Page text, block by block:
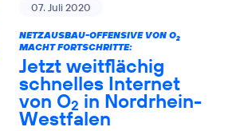
07. Juli 2020
NETZAUSBAU-OFFENSIVE VON O2
MACHT FORTSCHRITTE:
Jetzt weitflächig
schnelles Internet
von O2 in Nordrhein-
Westfalen